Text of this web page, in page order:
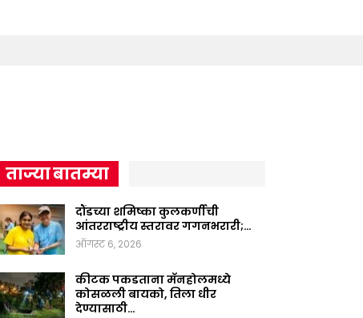
ताज्या बातम्या
दौंडच्या शमिष्का कुलकर्णीची
आंतरराष्ट्रीय स्तरावर गगनभरारी;…
ऑगस्ट 6, 2026
कीटक पकडताना मॅनहोलमध्ये
कोसळली बायको, तिला धीर
देण्यासाठी…